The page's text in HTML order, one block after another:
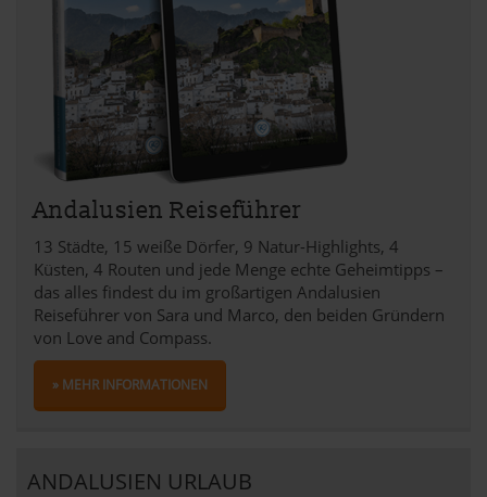
Andalusien Reiseführer
13 Städte, 15 weiße Dörfer, 9 Natur-Highlights, 4
Küsten, 4 Routen und jede Menge echte Geheimtipps –
das alles findest du im großartigen Andalusien
Reiseführer von Sara und Marco, den beiden Gründern
von Love and Compass.
» MEHR INFORMATIONEN
ANDALUSIEN URLAUB